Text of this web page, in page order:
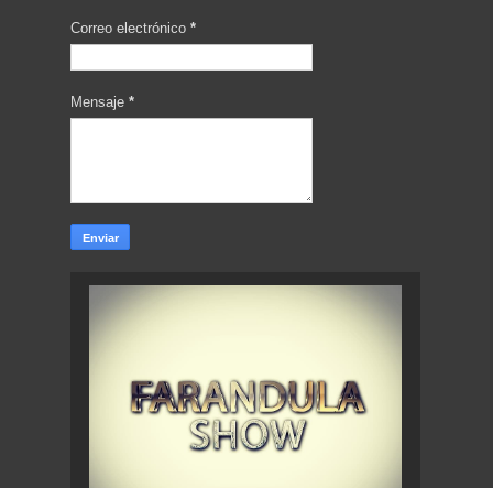
Correo electrónico *
Mensaje *